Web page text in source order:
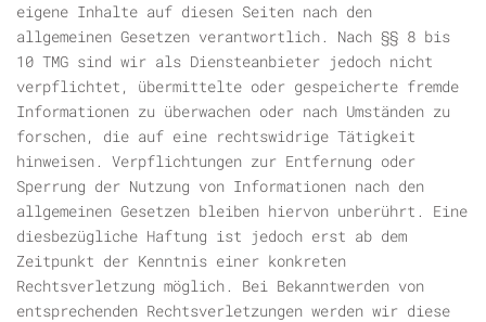
eigene Inhalte auf diesen Seiten nach den
allgemeinen Gesetzen verantwortlich. Nach §§ 8 bis
10 TMG sind wir als Diensteanbieter jedoch nicht
verpflichtet, übermittelte oder gespeicherte fremde
Informationen zu überwachen oder nach Umständen zu
forschen, die auf eine rechtswidrige Tätigkeit
hinweisen. Verpflichtungen zur Entfernung oder
Sperrung der Nutzung von Informationen nach den
allgemeinen Gesetzen bleiben hiervon unberührt. Eine
diesbezügliche Haftung ist jedoch erst ab dem
Zeitpunkt der Kenntnis einer konkreten
Rechtsverletzung möglich. Bei Bekanntwerden von
entsprechenden Rechtsverletzungen werden wir diese